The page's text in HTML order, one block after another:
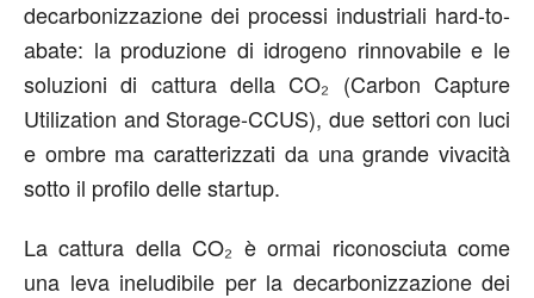
decarbonizzazione dei processi industriali hard-to-
abate: la produzione di idrogeno rinnovabile e le
soluzioni di cattura della CO₂ (Carbon Capture
Utilization and Storage-CCUS), due settori con luci
e ombre ma caratterizzati da una grande vivacità
sotto il profilo delle startup.
La cattura della CO₂ è ormai riconosciuta come
una leva ineludibile per la decarbonizzazione dei